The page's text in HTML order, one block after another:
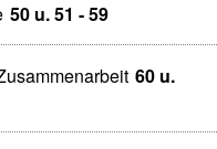
50 u. 51 - 59
60 u.